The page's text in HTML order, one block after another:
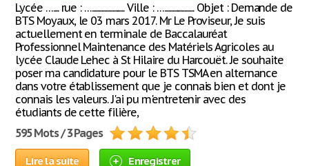
Lycée ….... rue : …........................ Ville : …...................... Objet : Demande de
BTS Moyaux, le 03 mars 2017. Mr Le Proviseur, Je suis
actuellement en terminale de Baccalauréat
Professionnel Maintenance des Matériels Agricoles au
lycée Claude Lehec à St Hilaire du Harcouët. Je souhaite
poser ma candidature pour le BTS TSMA en alternance
dans votre établissement que je connais bien et dont je
connais les valeurs. J'ai pu m'entretenir avec des
étudiants de cette filière,
595 Mots / 3 Pages
Lire la suite Enregistrer